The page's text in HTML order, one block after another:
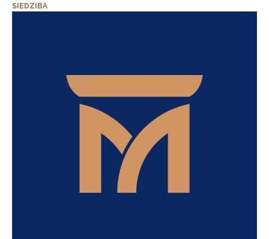
SIEDZIBA